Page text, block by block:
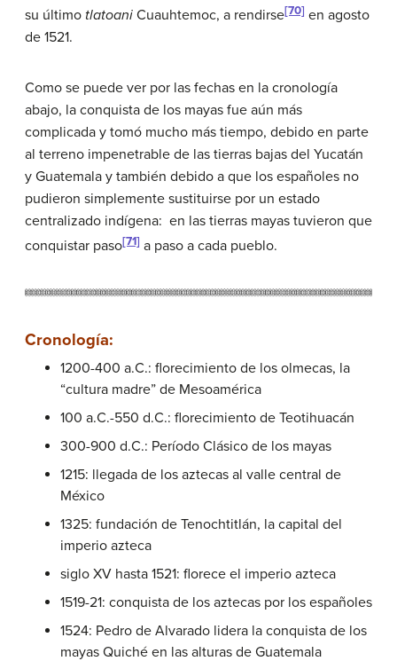
su último tlatoani Cuauhtemoc, a rendirse[70] en agosto
de 1521.
Como se puede ver por las fechas en la cronología
abajo, la conquista de los mayas fue aún más
complicada y tomó mucho más tiempo, debido en parte
al terreno impenetrable de las tierras bajas del Yucatán
y Guatemala y también debido a que los españoles no
pudieron simplemente sustituirse por un estado
centralizado indígena: en las tierras mayas tuvieron que
conquistar paso[71] a paso a cada pueblo.
Cronología:
1200-400 a.C.: florecimiento de los olmecas, la
“cultura madre” de Mesoamérica
100 a.C.-550 d.C.: florecimiento de Teotihuacán
300-900 d.C.: Período Clásico de los mayas
1215: llegada de los aztecas al valle central de
México
1325: fundación de Tenochtitlán, la capital del
imperio azteca
siglo XV hasta 1521: florece el imperio azteca
1519-21: conquista de los aztecas por los españoles
1524: Pedro de Alvarado lidera la conquista de los
mayas Quiché en las alturas de Guatemala